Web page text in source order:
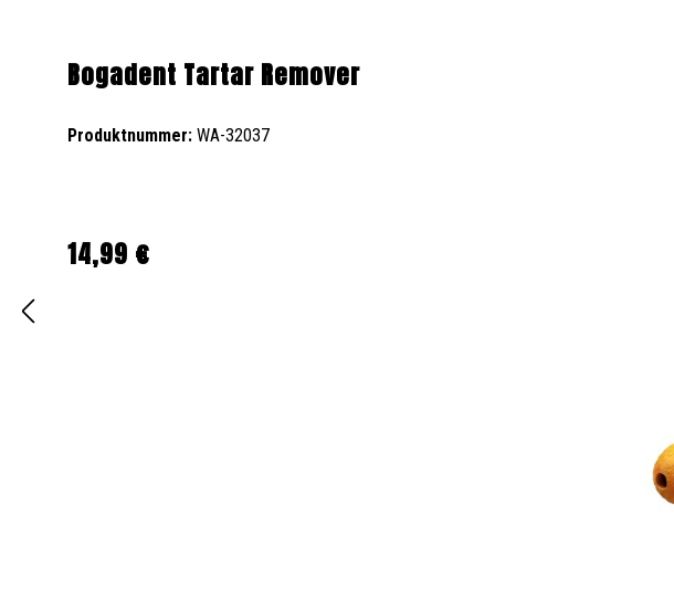
Bogadent Tartar Remover
Produktnummer: WA-32037
Regulärer Preis:
14,99 €